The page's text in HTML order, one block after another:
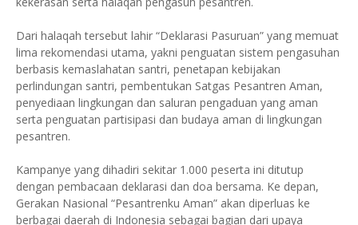
Dari halaqah tersebut lahir “Deklarasi Pasuruan” yang memuat
lima rekomendasi utama, yakni penguatan sistem pengasuhan
berbasis kemaslahatan santri, penetapan kebijakan
perlindungan santri, pembentukan Satgas Pesantren Aman,
penyediaan lingkungan dan saluran pengaduan yang aman
serta penguatan partisipasi dan budaya aman di lingkungan
pesantren.
Kampanye yang dihadiri sekitar 1.000 peserta ini ditutup
dengan pembacaan deklarasi dan doa bersama. Ke depan,
Gerakan Nasional “Pesantrenku Aman” akan diperluas ke
berbagai daerah di Indonesia sebagai bagian dari upaya